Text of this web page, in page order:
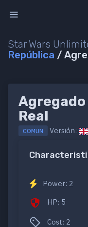
Star Wars
República /
Agregado
Real
COMUN Versión:
Power: 2
HP: 5
Cost: 2